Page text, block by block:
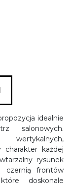
idealnie
salonowych.
charakter każdej
rysunek
czernią frontów
doskonale